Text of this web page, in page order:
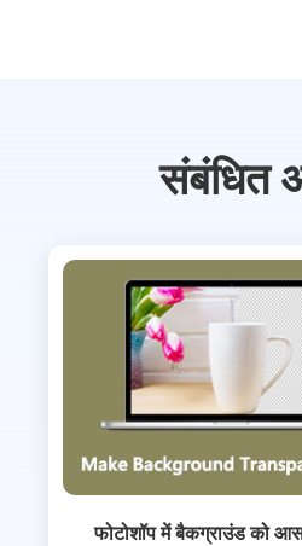
संबंधित
फोटोशॉप में बैकग्राउंड को